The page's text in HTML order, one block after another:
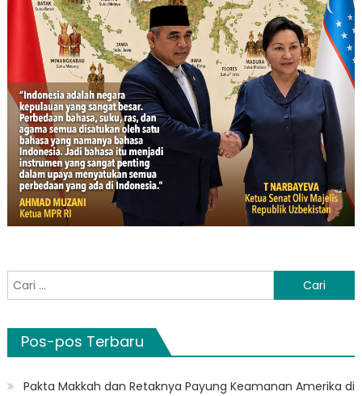
Cari
untuk:
Pos-pos Terbaru
Pakta Makkah dan Retaknya Payung Keamanan Amerika di